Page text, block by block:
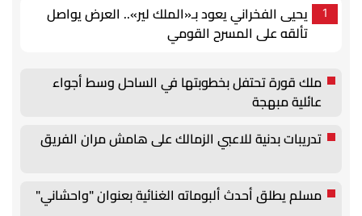
1
يحيى الفخراني يعود بـ«الملك لير».. العرض يواصل
تألقه على المسرح القومي
ملك قورة تحتفل بخطوبتها في الساحل وسط أجواء
عائلية مبهجة
تدريبات بدنية للاعبي الزمالك على هامش مران الفريق
مسلم يطلق أحدث ألبوماته الغنائية بعنوان "واحشاني"